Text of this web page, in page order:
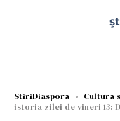
StiriDiaspora › Cultura
istoria zilei de vineri 13: